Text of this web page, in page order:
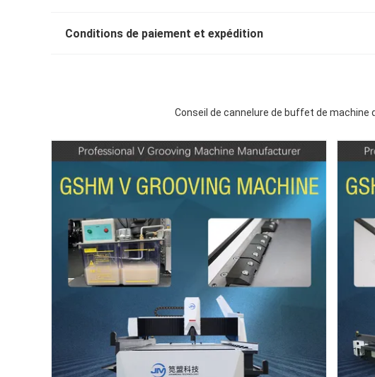
Conditions de paiement et expédition
Conseil de cannelure de buffet de machine